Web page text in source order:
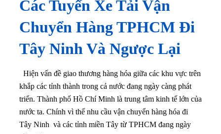
Các Tuyến Xe Tải Vận
Chuyển Hàng TPHCM Đi
Tây Ninh Và Ngược Lại
Hiện vấn đề giao thương hàng hóa giữa các khu vực trên
khắp các tỉnh thành trong cả nước đang ngày càng phát
triển. Thành phố Hồ Chí Minh là trung tâm kinh tế lớn của
nước ta. Chính vì thế nhu cầu vận chuyển hàng hóa đi
Tây Ninh và các tỉnh miền Tây từ TPHCM đang ngày